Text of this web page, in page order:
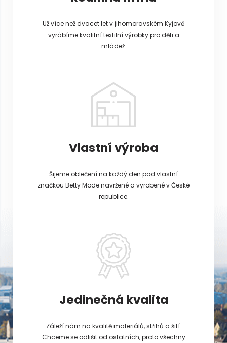
Už více než dvacet let v jihomoravském Kyjově
vyrábíme kvalitní textilní výrobky pro děti a
mládež.
Vlastní výroba
Šijeme oblečení na každý den pod vlastní
značkou Betty Mode navržené a vyrobené v České
republice.
Jedinečná kvalita
Záleží nám na kvalitě materiálů, střihů a šití.
Chceme se odlišit od ostatních, proto všechny